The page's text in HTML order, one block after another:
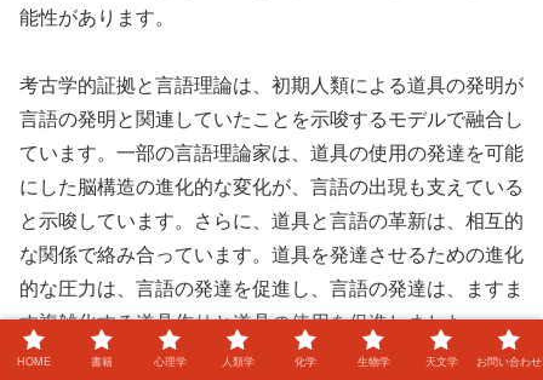
能性があります。
考古学的証拠と言語理論は、初期人類による道具の発明が
言語の発明と関連していたことを示唆するモデルで融合し
ています。一部の言語理論家は、道具の使用の発達を可能
にした脳構造の進化的な変化が、言語の出現も支えている
と示唆しています。さらに、道具と言語の革新は、相互的
な関係で絡み合っています。道具を発達させるための進化
的な圧力は、言語の発達を促進し、言語の発達は、ますま
す複雑化する道具作りと道具の使用を促進しました。
HOME 書籍 心理学 人類学 化学 生物学 天文学 お問い合わせ